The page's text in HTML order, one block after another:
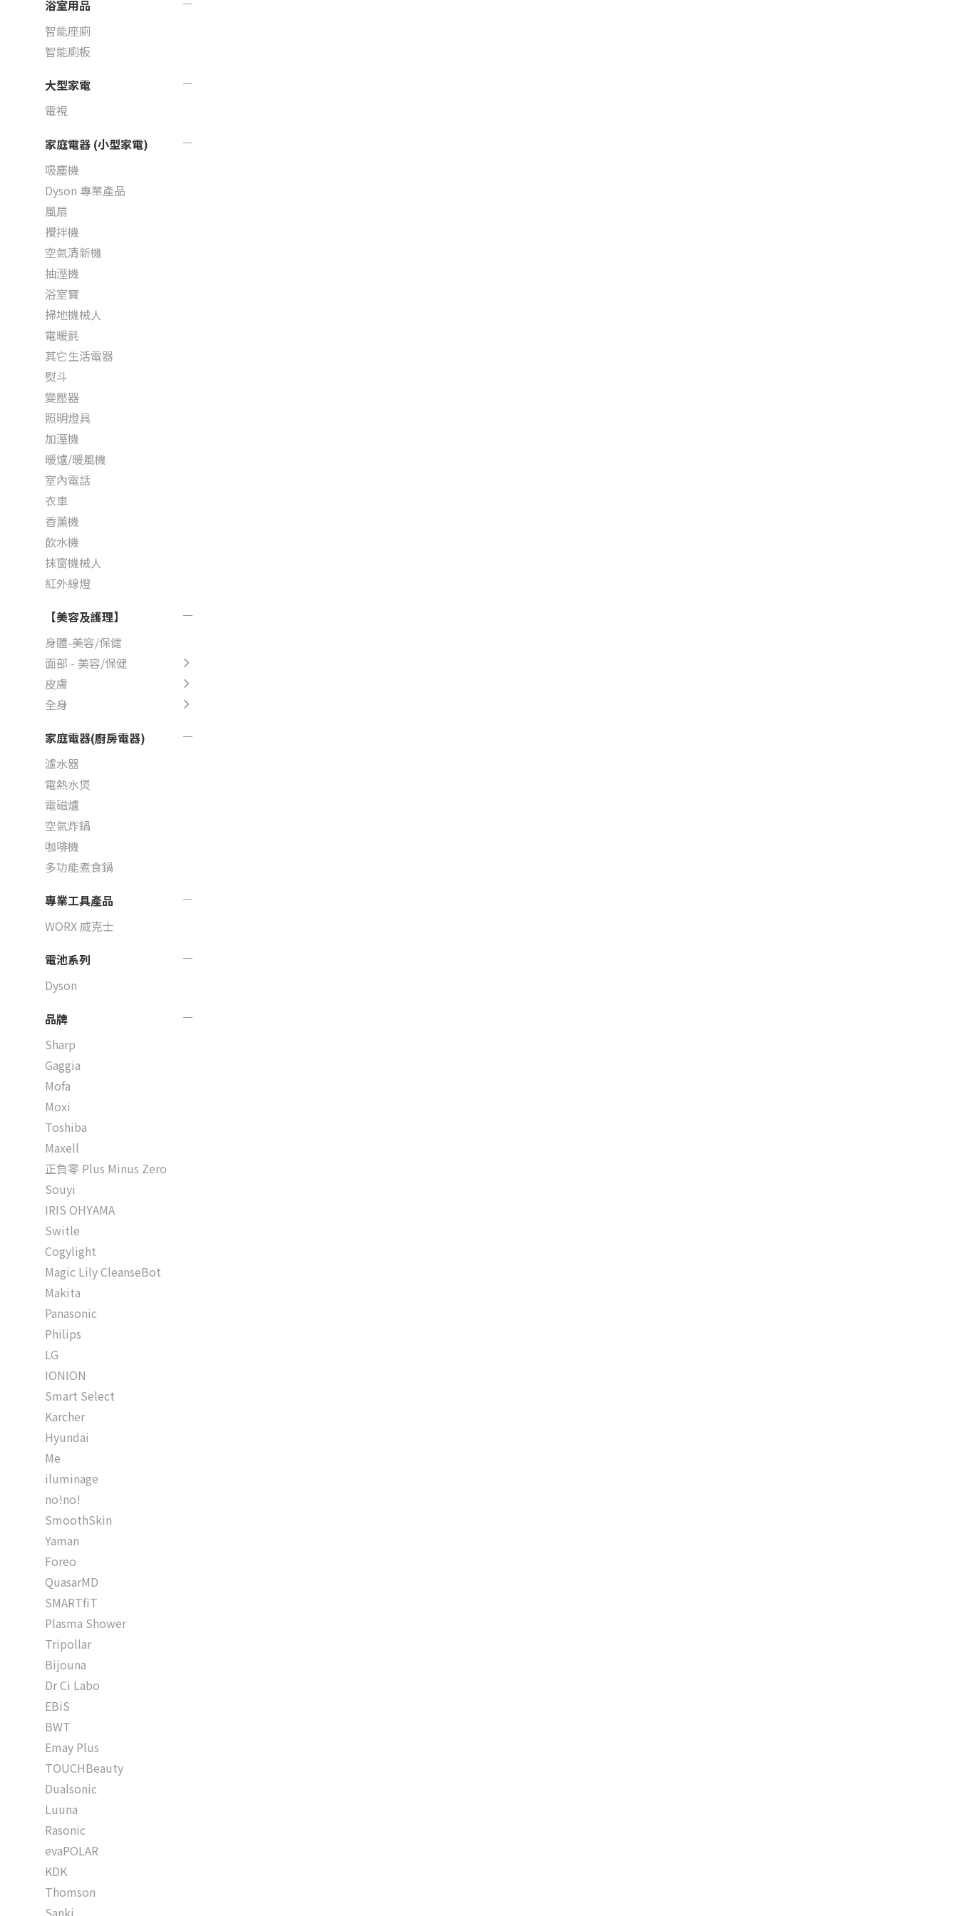
浴室用品
智能座廁
智能廁板
大型家電
電視
家庭電器 (小型家電)
吸塵機
Dyson 專業產品
風扇
攪拌機
空氣清新機
抽溼機
浴室寶
掃地機械人
電暖氈
其它生活電器
熨斗
變壓器
照明燈具
加溼機
暖爐/暖風機
室內電話
衣車
香薰機
飲水機
抹窗機械人
紅外線燈
【美容及護理】
身體-美容/保健
面部 - 美容/保健
皮膚
全身
家庭電器(廚房電器)
濾水器
電熱水煲
電磁爐
空氣炸鍋
咖啡機
多功能煮食鍋
專業工具產品
WORX 威克士
電池系列
Dyson
品牌
Sharp
Gaggia
Mofa
Moxi
Toshiba
Maxell
正負零 Plus Minus Zero
Souyi
IRIS OHYAMA
Switle
Cogylight
Magic Lily CleanseBot
Makita
Panasonic
Philips
LG
IONION
Smart Select
Karcher
Hyundai
Me
iluminage
no!no!
SmoothSkin
Yaman
Foreo
QuasarMD
SMARTfiT
Plasma Shower
Tripollar
Bijouna
Dr Ci Labo
EBiS
BWT
Emay Plus
TOUCHBeauty
Dualsonic
Luuna
Rasonic
evaPOLAR
KDK
Thomson
Sanki